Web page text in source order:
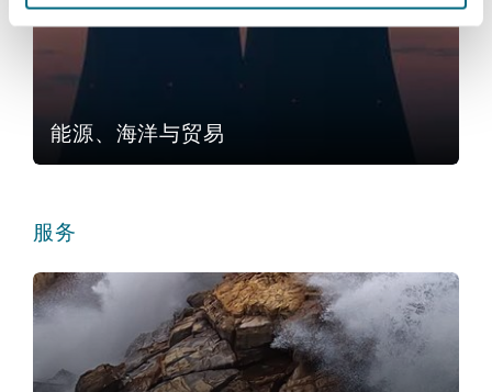
盛顿
卡斯尔
黎
能源、海洋与贸易
服务
Cargo, Marine & Transportation